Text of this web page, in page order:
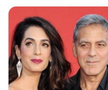
et Sandra Bullock, nous
eux.